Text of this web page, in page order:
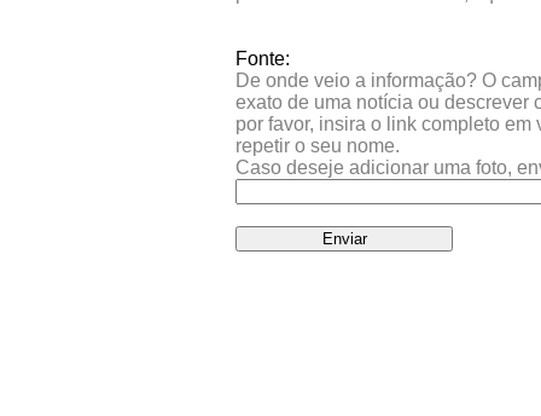
Fonte:
De onde veio a informação? O
exato de uma notícia ou descrever
por favor, insira o link completo
repetir o seu nome.
Caso deseje adicionar uma foto,